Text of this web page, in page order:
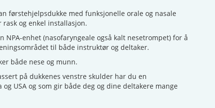
førstehjelpsdukke med funksjonelle orale og nasale
og enkel installasjon.
NPA-enhet (nasofaryngeale også kalt nesetrompet) for å
til både instruktør og deltaker.
både nese og munn.
på dukkenes venstre skulder har du en
USA og som gir både deg og dine deltakere mange